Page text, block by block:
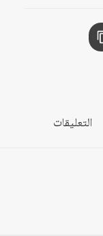
التعليقات